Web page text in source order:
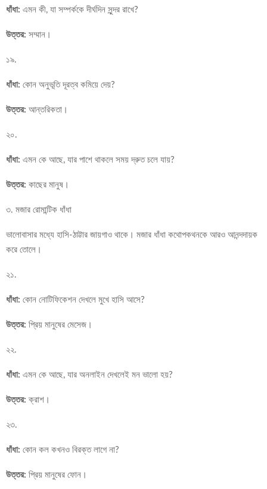
ধাঁধা: এমন কী, যা সম্পর্ককে দীর্ঘদিন সুন্দর রাখে?
উত্তর: সম্মান।
১৯.
ধাঁধা: কোন অনুভূতি দূরত্ব কমিয়ে দেয়?
উত্তর: আন্তরিকতা।
২০.
ধাঁধা: এমন কে আছে, যার পাশে থাকলে সময় দ্রুত চলে যায়?
উত্তর: কাছের মানুষ।
৩. মজার রোমান্টিক ধাঁধা
ভালোবাসার মধ্যে হাসি-ঠাট্টার জায়গাও থাকে। মজার ধাঁধা কথোপকথনকে আরও আনন্দদায়ক
করে তোলে।
২১.
ধাঁধা: কোন নোটিফিকেশন দেখলে মুখে হাসি আসে?
উত্তর: প্রিয় মানুষের মেসেজ।
২২.
ধাঁধা: এমন কে আছে, যার অনলাইন দেখলেই মন ভালো হয়?
উত্তর: ক্রাশ।
২৩.
ধাঁধা: কোন কল কখনও বিরক্ত লাগে না?
উত্তর: প্রিয় মানুষের ফোন।